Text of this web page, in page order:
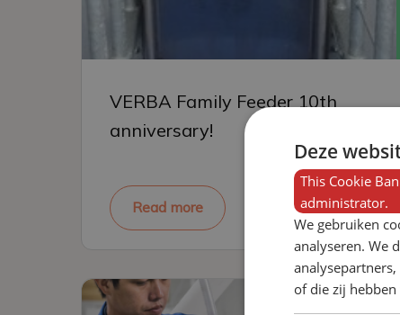
VERBA Family Feeder 10th
anniversary!
Read more
Deze
This Cookie
administrator.
We gebruiken
analyseren. We
of die zij